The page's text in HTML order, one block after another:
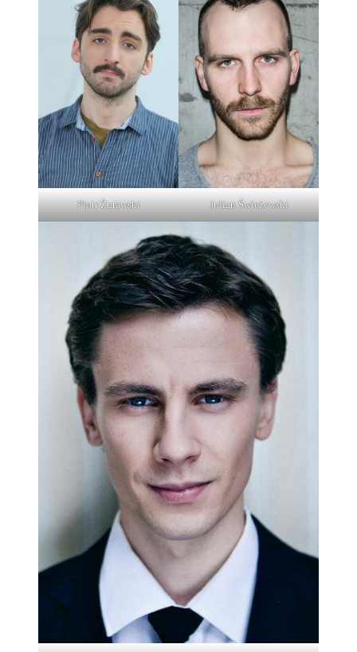
Piotr Żurawski Julian Świeżewski